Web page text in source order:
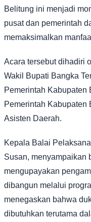
Belitung ini menjadi
pusat dan pemerintah
memaksimalkan
Acara tersebut dihadiri
Wakil Bupati Bangka
Pemerintah Kabupaten
Pemerintah Kabupaten
Asisten Daerah.
Kepala Balai
Susan, menyampaikan
mengupayakan
dibangun melalui
menegaskan bahwa
dibutuhkan terutama